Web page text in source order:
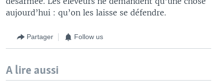
aujourd’hui : qu’on les laisse se défendre.
Partager Follow us
A lire aussi